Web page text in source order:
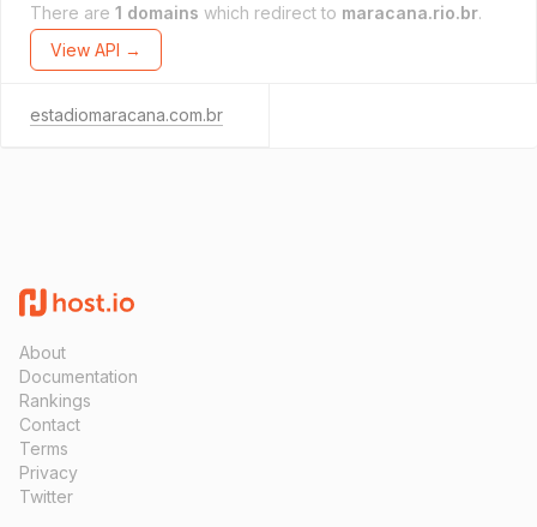
There are 1 domains which redirect to maracana.rio.br.
View API →
estadiomaracana.com.br
About
Documentation
Rankings
Contact
Terms
Privacy
Twitter